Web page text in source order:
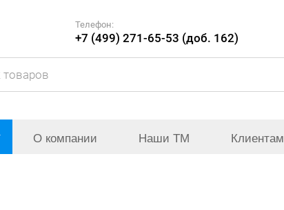
Телефон:
+7 (499) 271-65-53 (доб. 162)
О компании Наши ТМ Клиентам